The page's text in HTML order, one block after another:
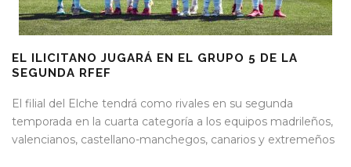
EL ILICITANO JUGARÁ EN EL GRUPO 5 DE LA
SEGUNDA RFEF
El filial del Elche tendrá como rivales en su segunda
temporada en la cuarta categoría a los equipos madrileños,
valencianos, castellano-manchegos, canarios y extremeños